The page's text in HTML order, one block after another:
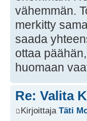
vähemmän.
merkitty
saada
ottaa
huomaan
Re: Valita
Kirjoittaja Täti